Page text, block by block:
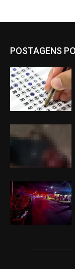
POSTAGENS